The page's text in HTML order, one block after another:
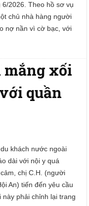
6/2026. Theo hồ sơ vụ
chủ nhà hàng người
nợ nần vì cờ bạc, với
mắng xối
quần
khách nước ngoài
dài với nội y quá
chị C.H. (người
An) tiến đến yêu cầu
này phải chỉnh lại trang